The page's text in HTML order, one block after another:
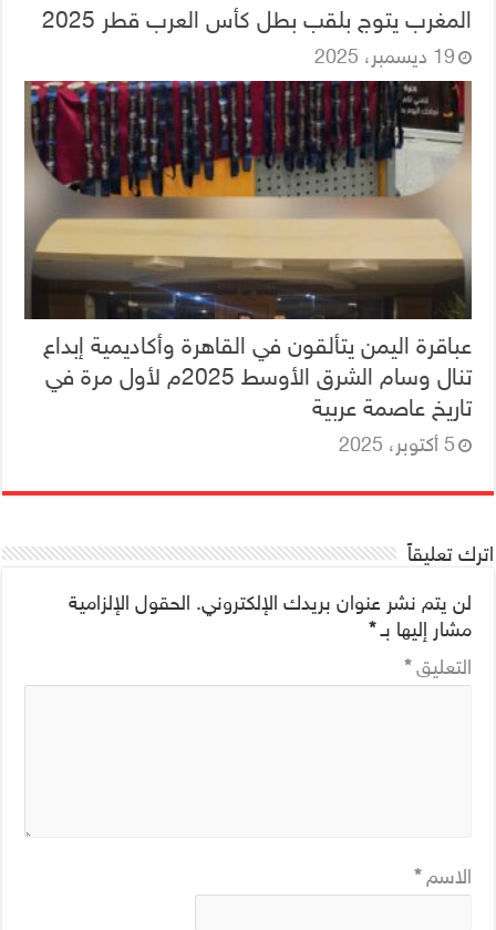
المغرب يتوج بلقب بطل كأس العرب قطر 2025
19 ديسمبر، 2025
عباقرة اليمن يتألقون في القاهرة وأكاديمية إبداع
تنال وسام الشرق الأوسط 2025م لأول مرة في
تاريخ عاصمة عربية
5 أكتوبر، 2025
اترك تعليقاً
لن يتم نشر عنوان بريدك الإلكتروني. الحقول الإلزامية
مشار إليها بـ*
التعليق*
الاسم*